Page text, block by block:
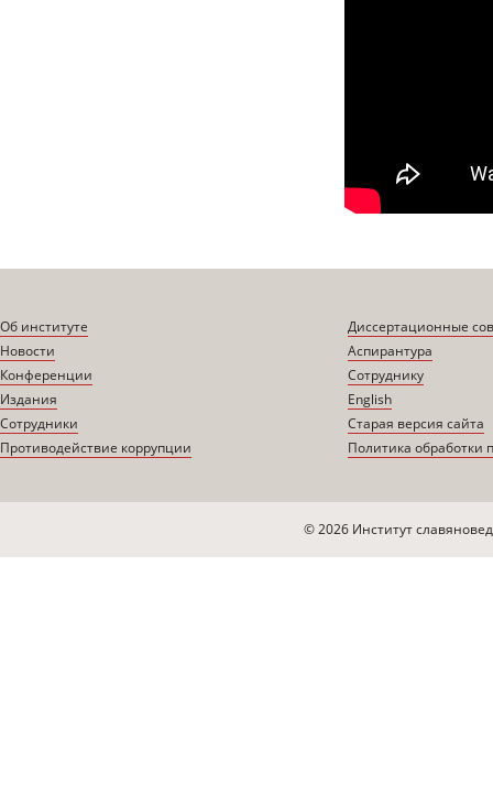
Об институте
Новости
Конференции
Издания
Сотрудники
Противодействие коррупции
Диссертационные
Аспирантура
Сотруднику
English
Старая версия сайта
Политика обработки
© 2026 Институт